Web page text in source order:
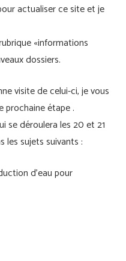
actualiser ce site et je
«informations
dossiers.
visite de celui-ci, je vous
prochaine étape .
se déroulera les 20 et 21
les sujets suivants :
d’eau pour